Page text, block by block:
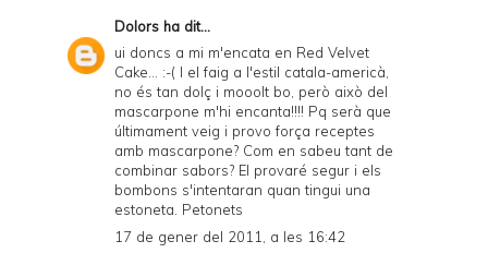
Dolors ha dit...
ui doncs a mi m'encata en Red Velvet
Cake... :-( I el faig a l'estil catala-americà,
no és tan dolç i mooolt bo, però això del
mascarpone m'hi encanta!!!! Pq serà que
últimament veig i provo força receptes
amb mascarpone? Com en sabeu tant de
combinar sabors? El provaré segur i els
bombons s'intentaran quan tingui una
estoneta. Petonets
17 de gener del 2011, a les 16:42